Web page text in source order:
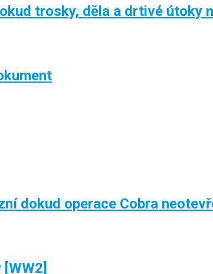
trosky, děla a drtivé útoky
dokud operace Cobra